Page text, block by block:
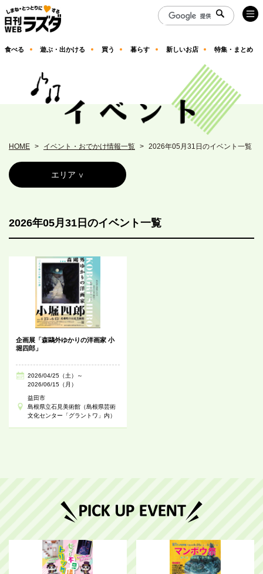
食べる 遊ぶ・出かける 買う 暮らす 新しいお店 特集・まとめ
HOME イベント・おでかけ情報一覧 2026年05月31日のイベント一覧
エリア
2026年05月31日のイベント一覧
企画展「森鷗外ゆかりの洋画家 小
堀四郎」
2026/04/25（土）～
2026/06/15（月）
益田市
島根県立石見美術館（島根県芸術
文化センター「グラントワ」内）